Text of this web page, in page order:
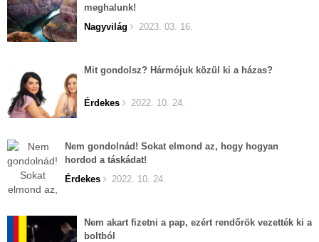
meghalunk!
Nagyvilág
2023. 03. 16.
Mit gondolsz? Hármójuk közül ki a házas?
Érdekes 2022. 10. 24.
Nem gondolnád! Sokat elmond az, hogy hogyan
hordod a táskádat!
Érdekes
2022. 10. 24.
Nem akart fizetni a pap, ezért rendőrök vezették ki a
boltból